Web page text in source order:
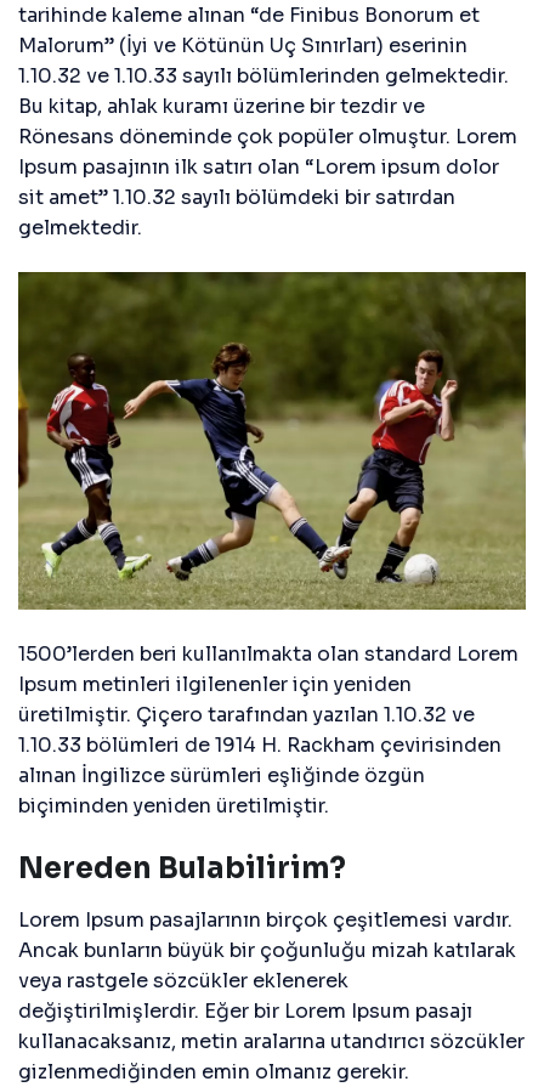
tarihinde kaleme alınan “de Finibus Bonorum et
Malorum” (İyi ve Kötünün Uç Sınırları) eserinin
1.10.32 ve 1.10.33 sayılı bölümlerinden gelmektedir.
Bu kitap, ahlak kuramı üzerine bir tezdir ve
Rönesans döneminde çok popüler olmuştur. Lorem
Ipsum pasajının ilk satırı olan “Lorem ipsum dolor
sit amet” 1.10.32 sayılı bölümdeki bir satırdan
gelmektedir.
1500’lerden beri kullanılmakta olan standard Lorem
Ipsum metinleri ilgilenenler için yeniden
üretilmiştir. Çiçero tarafından yazılan 1.10.32 ve
1.10.33 bölümleri de 1914 H. Rackham çevirisinden
alınan İngilizce sürümleri eşliğinde özgün
biçiminden yeniden üretilmiştir.
Nereden Bulabilirim?
Lorem Ipsum pasajlarının birçok çeşitlemesi vardır.
Ancak bunların büyük bir çoğunluğu mizah katılarak
veya rastgele sözcükler eklenerek
değiştirilmişlerdir. Eğer bir Lorem Ipsum pasajı
kullanacaksanız, metin aralarına utandırıcı sözcükler
gizlenmediğinden emin olmanız gerekir.